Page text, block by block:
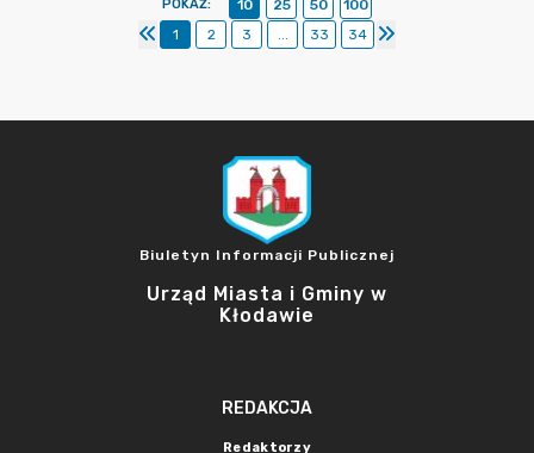
POKAŻ: 10 25 50
100
1
2 3 ... 33 34
Biuletyn Informacji Publicznej
Urząd Miasta i Gminy w
Kłodawie
REDAKCJA
Redaktorzy